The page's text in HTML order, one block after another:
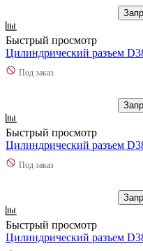
Быстрый просмотр
Цилиндрический разъем
Под заказ
Быстрый просмотр
Цилиндрический разъем
Под заказ
Быстрый просмотр
Цилиндрический разъем